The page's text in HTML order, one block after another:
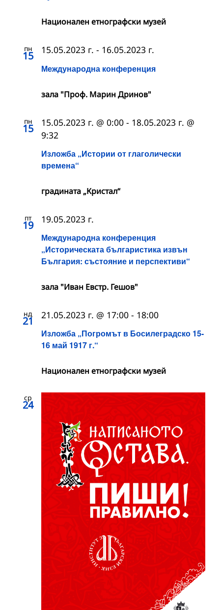
Националeн етнографски музей
пн
15
Международна конференция
15.05.2023 г. - 16.05.2023 г.
зала "Проф. Марин Дринов"
пн
15
Изложба „Истории от глаголически
времена“
15.05.2023 г. @ 0:00 - 18.05.2023 г. @
9:32
градината „Кристал“
пт
19
Международна конференция
„Историческата българистика извън
България: състояние и перспективи“
19.05.2023 г.
зала "Иван Евстр. Гешов"
нд
21
Изложба „Погромът в Босилеградско 15-
16 май 1917 г.“
21.05.2023 г. @ 17:00 - 18:00
Национален етнографски музей
ср
24